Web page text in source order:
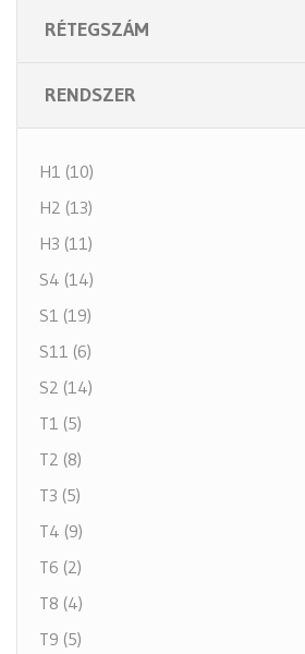
RÉTEGSZÁM
RENDSZER
H1 (10)
H2 (13)
H3 (11)
S4 (14)
S1 (19)
S11 (6)
S2 (14)
T1 (5)
T2 (8)
T3 (5)
T4 (9)
T6 (2)
T8 (4)
T9 (5)